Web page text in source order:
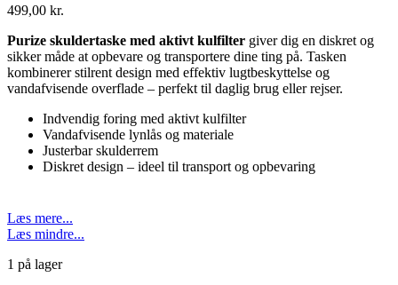
499,00 kr.
Purize skuldertaske med aktivt kulfilter giver dig en diskret og
sikker måde at opbevare og transportere dine ting på. Tasken
kombinerer stilrent design med effektiv lugtbeskyttelse og
vandafvisende overflade – perfekt til daglig brug eller rejser.
Indvendig foring med aktivt kulfilter
Vandafvisende lynlås og materiale
Justerbar skulderrem
Diskret design – ideel til transport og opbevaring
Læs mere...
Læs mindre...
1 på lager